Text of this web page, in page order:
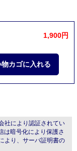
1,900円
社により認証されてい
は暗号化により保護さ
より、サーバ証明書の